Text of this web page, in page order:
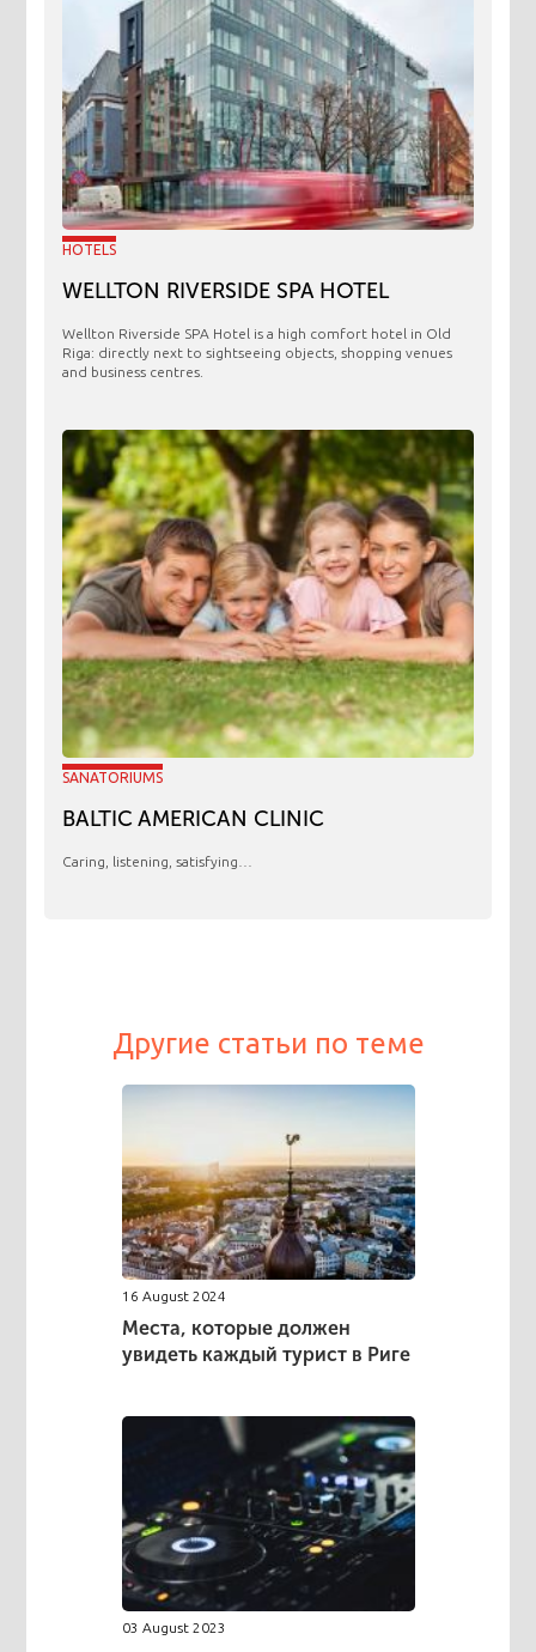
HOTELS
WELLTON RIVERSIDE SPA HOTEL
Wellton Riverside SPA Hotel is a high comfort hotel in Old
Riga: directly next to sightseeing objects, shopping venues
and business centres.
SANATORIUMS
BALTIC AMERICAN CLINIC
Caring, listening, satisfying…
Другие статьи по теме
16 August 2024
Места, которые должен
увидеть каждый турист в Риге
03 August 2023